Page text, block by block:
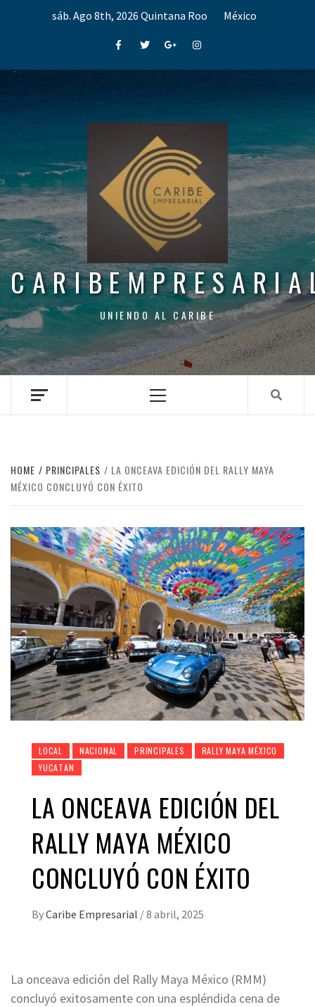
sáb. Ago 8th, 2026 Quintana Roo México
FacebookTwitterGoogle+Instagram
UNIENDO AL CARIBE
Menu
HOME PRINCIPALES
LA ONCEAVA EDICIÓN DEL RALLY MAYA
MÉXICO CONCLUYÓ CON ÉXITO
LOCAL NACIONAL PRINCIPALES
RALLY MAYA MÉXICO
YUCATAN
LA ONCEAVA EDICIÓN DEL
RALLY MAYA MÉXICO
CONCLUYÓ CON ÉXITO
ByCaribe Empresarial /8 abril, 2025
La onceava edición del Rally Maya México (RMM)
concluyó exitosamente con una espléndida cena de